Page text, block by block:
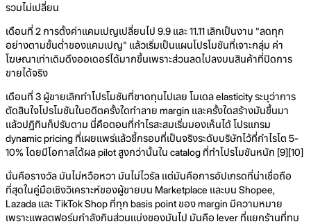
รวมไม่เปลี่ยน
เดือนที่ 2 การตั้งค่าแคมเปญเปลี่ยนไป 9.9 และ 11.11 เลิกเป็นงาน "ลดทุก
อย่างตามขั้นต่ำของแคมเปญ" แล้วเริ่มเป็นแผนโปรโมชันที่เจาะกลุ่ม ค่า
โฆษณาเท่าเดิมดึงออเดอร์ได้มากขึ้นเพราะส่วนลดไปลงบนสินค้าที่ปิดการ
ขายได้จริง
เดือนที่ 3 ผู้ขายเลิกทำโปรโมชันที่ขาดทุนไปเลย โมเดล elasticity ระบุว่าการ
ตัดสินใจโปรโมชันในอดีตครั้งใดทำลาย margin และครั้งใดสร้างมันขึ้นมา
แล้วปฏิทินก็ปรับตาม นี่คือตอนที่กำไรสะสมเริ่มมองเห็นได้ โปรแกรม
dynamic pricing ที่เผยแพร่แล้วชี้กรอบที่เป็นจริงระดับบริษัทไว้ที่กำไรโต 5-
10% โดยมีโอกาสได้ผล pilot สูงกว่านั้นใน catalog ที่ทำโปรโมชันหนัก [9][10]
นั่นคือรางวัล มันไม่หวือหวา มันไม่ไวรัล แต่มันคือการอัปเกรดที่น่าเชื่อถือ
ที่สุดในคู่มือเชิงวิเคราะห์ของผู้ขายบน Marketplace และบน Shopee,
Lazada และ TikTok Shop ที่ทุก basis point ของ margin มีความหมาย
เพราะแพลตฟอร์มกำลังกินส่วนแบ่งของมันไป มันคือ lever ที่แยกร้านที่ทบ